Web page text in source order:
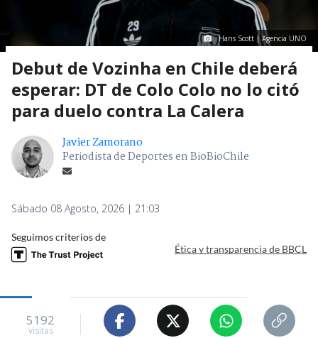
Hans Scott | Agencia UNO
Debut de Vozinha en Chile deberá
esperar: DT de Colo Colo no lo citó
para duelo contra La Calera
Javier Zamorano
Periodista de Deportes en BioBioChile
Sábado 08 Agosto, 2026 | 21:03
Seguimos criterios de
Ética y transparencia de BBCL
5192
visitas